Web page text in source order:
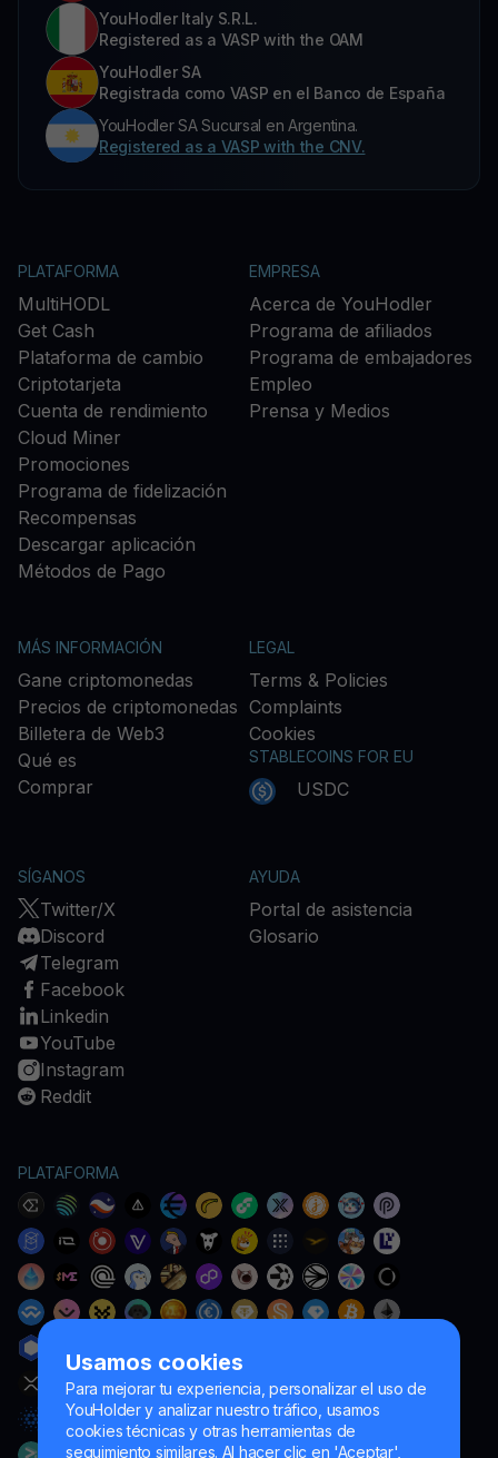
Usamos cookies
Para mejorar tu experiencia, personalizar el uso de
YouHolder y analizar nuestro tráfico, usamos
cookies técnicas y otras herramientas de
seguimiento similares. Al hacer clic en 'Aceptar',
YouHodler Italy S.R.L.
Registered as a VASP with the OAM
YouHodler SA
Registrada como VASP en el Banco de España
YouHodler SA Sucursal en Argentina.
Registered as a VASP with the CNV.
PLATAFORMA
MultiHODL
Get Cash
Plataforma de cambio
Criptotarjeta
Cuenta de rendimiento
Cloud Miner
Promociones
Programa de fidelización
Recompensas
Descargar aplicación
Métodos de Pago
EMPRESA
Acerca de YouHodler
Programa de afiliados
Programa de embajadores
Empleo
Prensa y Medios
MÁS INFORMACIÓN
Gane criptomonedas
Precios de criptomonedas
Billetera de Web3
Qué es
Comprar
LEGAL
Terms & Policies
Complaints
Cookies
STABLECOINS FOR EU
USDC
SÍGANOS
Twitter/X
Discord
Telegram
Facebook
Linkedin
YouTube
Instagram
Reddit
AYUDA
Portal de asistencia
Glosario
PLATAFORMA